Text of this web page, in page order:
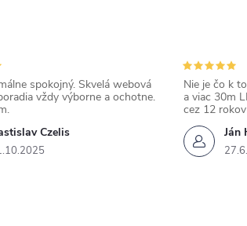
Czelis
spokojný. Skvelá webová
vždy výborne a ochotne.
Ján
Nie je čo k
a viac 30m
cez 12